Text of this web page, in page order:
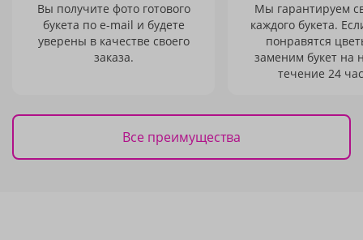
Вы получите фото готового
букета по e-mail и будете
уверены в качестве своего
заказа.
Мы гарантируем
каждого букета.
понравятся
заменим букет на
течение 24
Все преимущества